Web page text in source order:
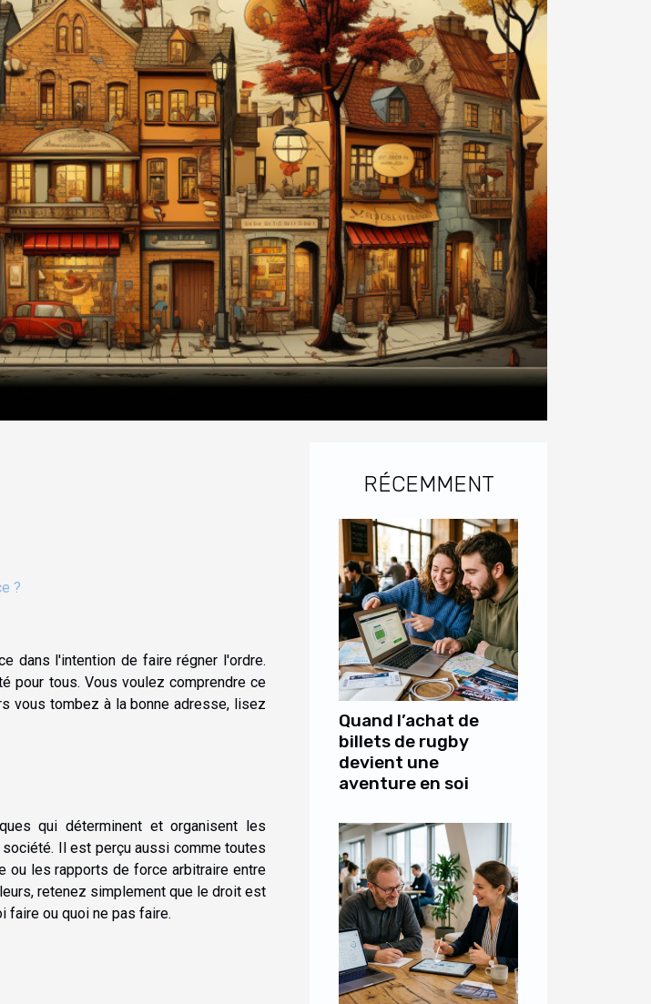
?
dans l'intention de faire régner l'ordre.
pour tous. Vous voulez comprendre ce
vous tombez à la bonne adresse, lisez
qui déterminent et organisent les
Il est perçu aussi comme toutes
ou les rapports de force arbitraire entre
retenez simplement que le droit est
faire ou quoi ne pas faire.
RÉCEMMENT
Quand l’achat de
billets de rugby
devient une
aventure en soi